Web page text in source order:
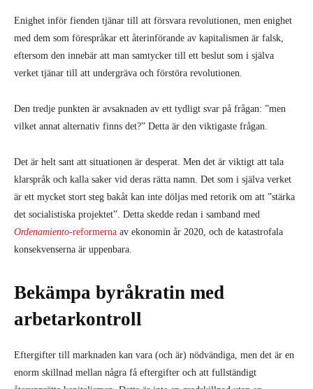
Enighet inför fienden tjänar till att försvara revolutionen, men enighet
med dem som förespråkar ett återinförande av kapitalismen är falsk,
eftersom den innebär att man samtycker till ett beslut som i själva
verket tjänar till att undergräva och förstöra revolutionen.
Den tredje punkten är avsaknaden av ett tydligt svar på frågan: ”men
vilket annat alternativ finns det?” Detta är den viktigaste frågan.
Det är helt sant att situationen är desperat. Men det är viktigt att tala
klarspråk och kalla saker vid deras rätta namn. Det som i själva verket
är ett mycket stort steg bakåt kan inte döljas med retorik om att ”stärka
det socialistiska projektet”. Detta skedde redan i samband med
Ordenamiento-reformerna av ekonomin år 2020, och de katastrofala
konsekvenserna är uppenbara.
Bekämpa byråkratin med
arbetarkontroll
Eftergifter till marknaden kan vara (och är) nödvändiga, men det är en
enorm skillnad mellan några få eftergifter och att fullständigt